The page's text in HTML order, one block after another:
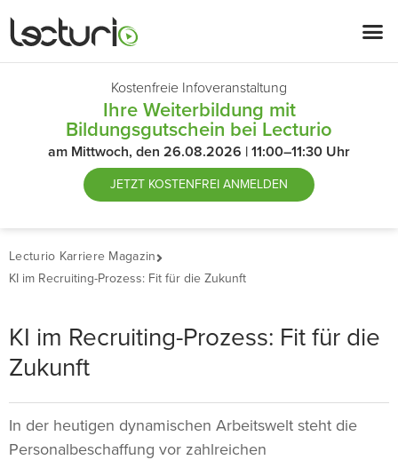
Kostenfreie Infoveranstaltung
Ihre Weiterbildung mit
Bildungsgutschein bei Lecturio
am Mittwoch, den 26.08.2026 | 11:00–11:30 Uhr
JETZT KOSTENFREI ANMELDEN
Lecturio Karriere Magazin
KI im Recruiting-Prozess: Fit für die Zukunft
KI im Recruiting-Prozess: Fit für die
Zukunft
In der heutigen dynamischen Arbeitswelt steht die
Personalbeschaffung vor zahlreichen